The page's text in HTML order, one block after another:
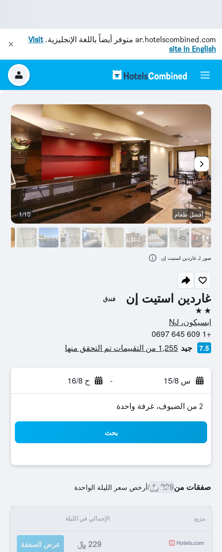
ar.hotelscombined.com متوفر أيضاً باللغة الإنجليزية.Visit
site in English
غاردين استيت إن فندق
2 نجمتين
ابسيكون، NJ
+1 609 645 0697
7.5 جيد 1,255 من التقييمات تم التحقق منها
س 15/8 - ح 16/8
2 من الضيوف، غرفة واحدة
بحث
صفقات من229 ﷼ /أرخص سعر الليلة الواحدة
مزود الإجمالي في الليلة
229 ﷼ عرض الصفقة
أفضل طعام 1/10
صور لـ غاردين استيت إن